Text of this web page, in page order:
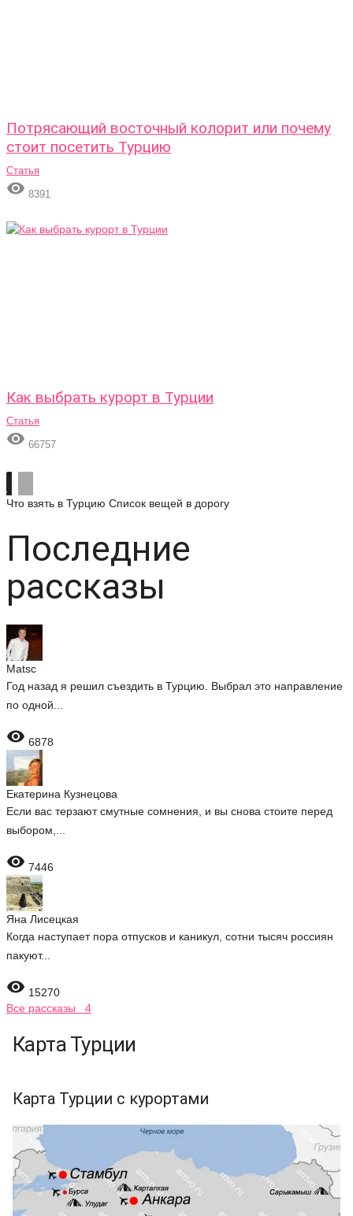
Потрясающий восточный колорит или почему
стоит посетить Турцию
Статья
 8391
Как выбрать курорт в Турции
Статья
 66757
Что взять в Турцию Список вещей в дорогу
Последние
рассказы
Matsc
Год назад я решил съездить в Турцию. Выбрал это направление
по одной...
 6878
Екатерина Кузнецова
Если вас терзают смутные сомнения, и вы снова стоите перед
выбором,...
 7446
Яна Лисецкая
Когда наступает пора отпусков и каникул, сотни тысяч россиян
пакуют...
 15270
Все рассказы 4
Карта Турции
Карта Турции с курортами